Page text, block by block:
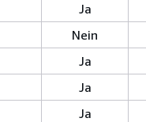
Ja
Nein
Ja
Ja
Ja